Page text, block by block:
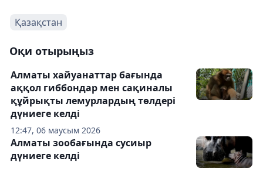
Қазақстан
Оқи отырыңыз
12:47, 06 маусым 2026
Алматы хайуанаттар бағында
аққол гиббондар мен сақиналы
құйрықты лемурлардың төлдері
дүниеге келді
Алматы зообағында сусиыр
дүниеге келді